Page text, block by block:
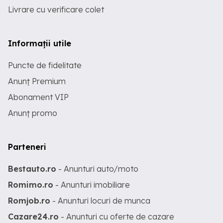
Livrare cu verificare colet
Informații utile
Puncte de fidelitate
Anunț Premium
Abonament VIP
Anunț promo
Parteneri
Bestauto.ro - Anunturi auto/moto
Romimo.ro - Anunturi imobiliare
Romjob.ro - Anunturi locuri de munca
Cazare24.ro - Anunturi cu oferte de cazare